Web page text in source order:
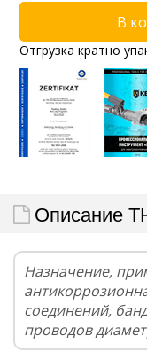
Отгрузка кратно
Описание
Назначение,
соединений,
проводов